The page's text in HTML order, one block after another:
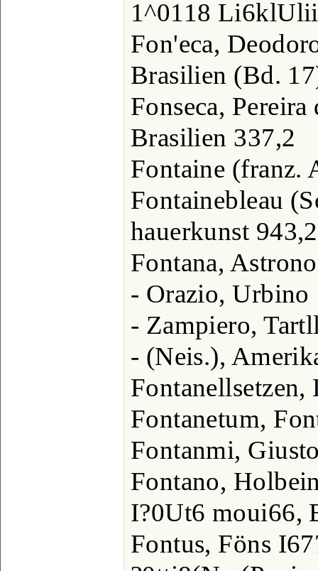
1^0118
Fon'eca,
Brasilien (Bd.
Fonseca,
Brasilien 337,2
Fontaine (franz.
Fontainebleau
hauerkunst 943,2
Fontana,
- Orazio, Urbino
- Zampiero,
- (Neis.),
Fontanellsetzen,
Fontanetum,
Fontanmi,
Fontano,
I?0Ut6 moui66,
Fontus, Föns